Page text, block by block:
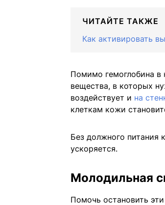
ЧИТАЙТЕ ТАКЖЕ
Как активировать
Помимо гемоглобина в
вещества, в которых
воздействует и на
клеткам кожи
Без должного питания
ускоряется.
Молодильная
Помочь остановить